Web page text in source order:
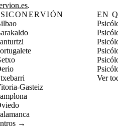
.
Gasteiz
→
EN
Ver